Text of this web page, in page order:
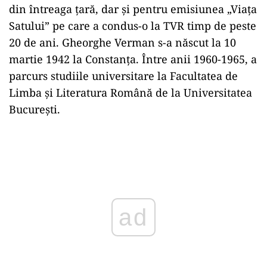
din întreaga ţară, dar şi pentru emisiunea „Viaţa
Satului” pe care a condus-o la TVR timp de peste
20 de ani. Gheorghe Verman s-a născut la 10
martie 1942 la Constanţa. Între anii 1960-1965, a
parcurs studiile universitare la Facultatea de
Limba şi Literatura Română de la Universitatea
Bucureşti.